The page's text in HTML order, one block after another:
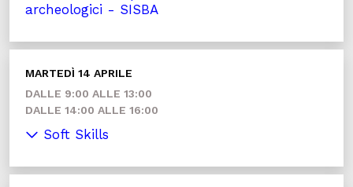
archeologici - SISBA
MARTEDÌ 14 APRILE
DALLE 9:00 ALLE 13:00
DALLE 14:00 ALLE 16:00
Soft Skills